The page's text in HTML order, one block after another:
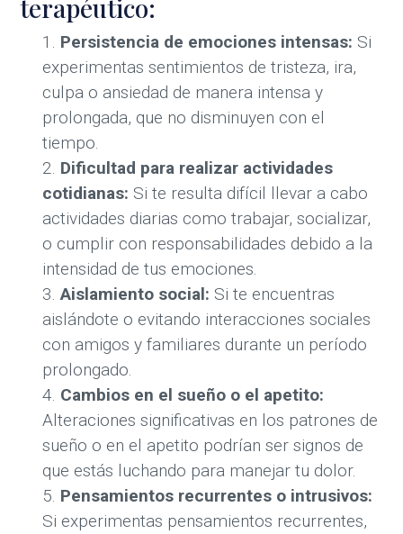
terapéutico:
Persistencia de emociones intensas: Si
experimentas sentimientos de tristeza, ira,
culpa o ansiedad de manera intensa y
prolongada, que no disminuyen con el
tiempo.
Dificultad para realizar actividades
cotidianas: Si te resulta difícil llevar a cabo
actividades diarias como trabajar, socializar,
o cumplir con responsabilidades debido a la
intensidad de tus emociones.
Aislamiento social: Si te encuentras
aislándote o evitando interacciones sociales
con amigos y familiares durante un período
prolongado.
Cambios en el sueño o el apetito:
Alteraciones significativas en los patrones de
sueño o en el apetito podrían ser signos de
que estás luchando para manejar tu dolor.
Pensamientos recurrentes o intrusivos:
Si experimentas pensamientos recurrentes,